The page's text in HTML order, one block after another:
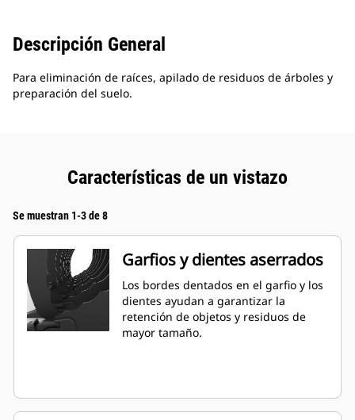
Descripción General
Para eliminación de raíces, apilado de residuos de árboles y
preparación del suelo.
Características de un vistazo
Se muestran 1-3 de 8
Garfios y dientes aserrados
Los bordes dentados en el garfio y los
dientes ayudan a garantizar la
retención de objetos y residuos de
mayor tamaño.